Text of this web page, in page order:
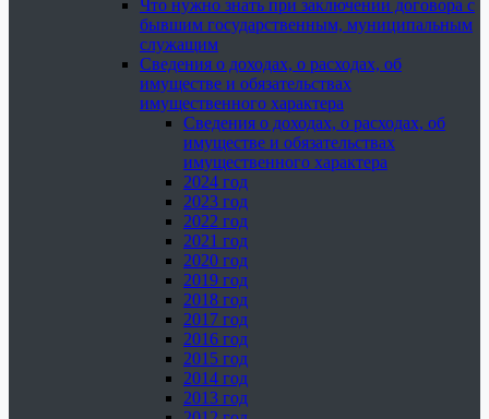
Что нужно знать при заключении договора с
бывшим государственным, муниципальным
служащим
Сведения о доходах, о расходах, об
имуществе и обязательствах
имущественного характера
Сведения о доходах, о расходах, об
имуществе и обязательствах
имущественного характера
2024 год
2023 год
2022 год
2021 год
2020 год
2019 год
2018 год
2017 год
2016 год
2015 год
2014 год
2013 год